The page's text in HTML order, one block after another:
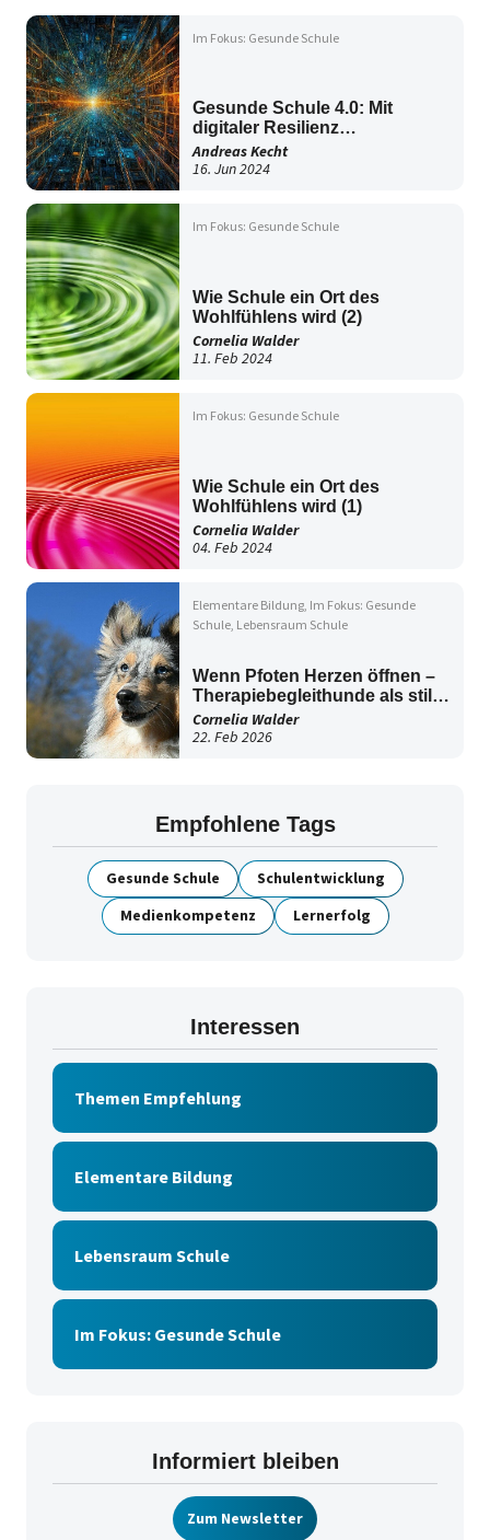
Im Fokus: Gesunde Schule
Gesunde Schule 4.0: Mit
digitaler Resilienz
selbstbestimmt die Zukunft
gestalten (1)
Andreas Kecht
16. Jun 2024
Im Fokus: Gesunde Schule
Wie Schule ein Ort des
Wohlfühlens wird (2)
Cornelia Walder
11. Feb 2024
Im Fokus: Gesunde Schule
Wie Schule ein Ort des
Wohlfühlens wird (1)
Cornelia Walder
04. Feb 2024
Elementare Bildung Im Fokus: Gesunde
Schule Lebensraum Schule
Wenn Pfoten Herzen öffnen –
Therapiebegleithunde als stille
Helfer im Schulalltag
Cornelia Walder
22. Feb 2026
Empfohlene Tags
Gesunde Schule
Schulentwicklung
Medienkompetenz
Lernerfolg
Interessen
Themen Empfehlung
Elementare Bildung
Lebensraum Schule
Im Fokus: Gesunde Schule
Informiert bleiben
Zum Newsletter